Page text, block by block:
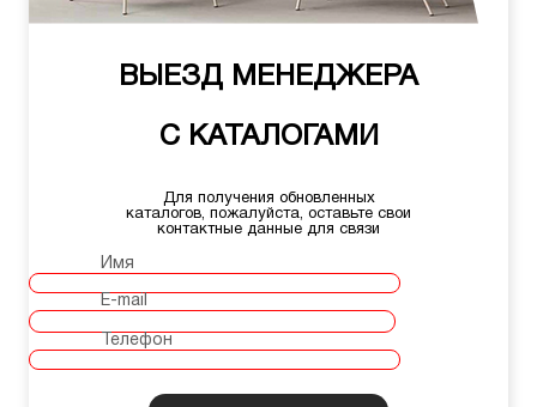
ВЫЕЗД МЕНЕДЖЕРА
С КАТАЛОГАМИ
Для получения обновленных
каталогов, пожалуйста, оставьте свои
контактные данные для связи
Имя
E-mail
Телефон